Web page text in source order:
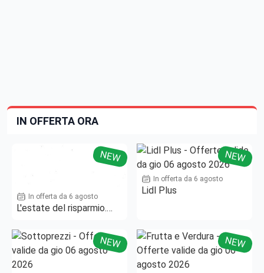
IN OFFERTA ORA
NEW
In offerta da 6 agosto
L'estate del risparmio.
NEW
In offerta da 6 agosto
Lidl Plus
NEW NEW